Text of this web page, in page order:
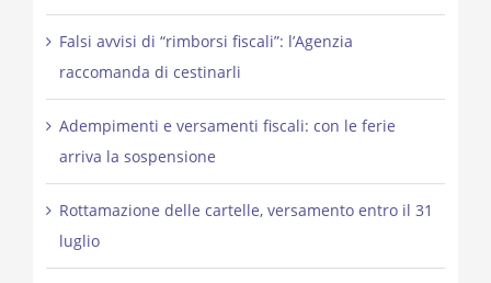
Falsi avvisi di “rimborsi fiscali”: l’Agenzia
raccomanda di cestinarli
Adempimenti e versamenti fiscali: con le ferie
arriva la sospensione
Rottamazione delle cartelle, versamento entro il 31
luglio